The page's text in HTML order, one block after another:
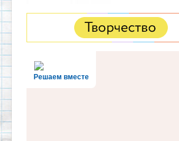
Решаем вместе